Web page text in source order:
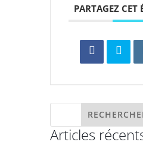
PARTAGEZ CET
Articles